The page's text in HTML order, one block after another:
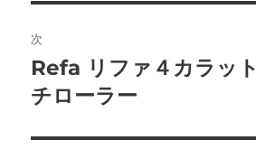
ビ
ゲ
ー
シ
投
稿:
次
次
の
稿:
Refa リファ４カラッ
チローラー